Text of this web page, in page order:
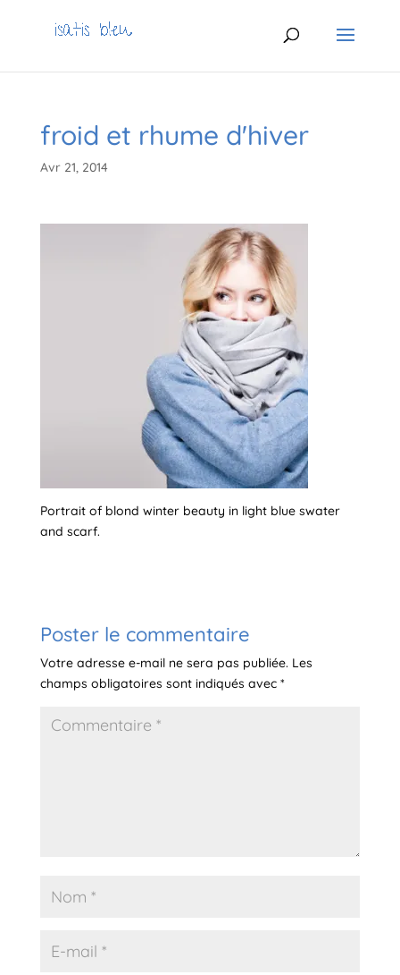
froid et rhume d'hiver
Avr 21, 2014
Portrait of blond winter beauty in light blue swater
and scarf.
Poster le commentaire
Votre adresse e-mail ne sera pas publiée. Les
champs obligatoires sont indiqués avec *